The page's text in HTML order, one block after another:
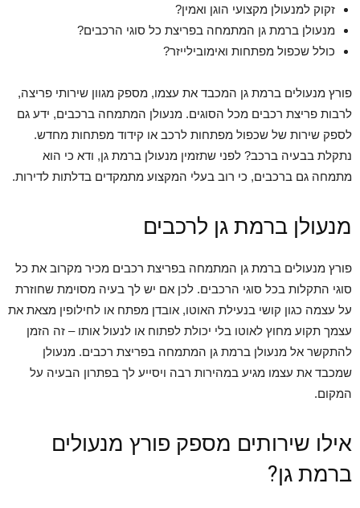
זקוק למנעולן מקצועי הוגן ואמין?
מנעולן ברמת גן המתמחה בפריצת כל סוגי הרכבים?
כולל שכפול מפתחות ואימובילייזר?
פורץ מנעולים ברמת גן המכבד את עצמו, מספק מגוון שירותי פריצה,
לרבות פריצת רכבים מכל הסוגים. מנעולן המתמחה ברכבים, ידע גם
לספק שירות של שכפול מפתחות לרכב או קידוד מפתחות מחדש.
נתקלת בבעיה ברכב? לפני שתזמין מנעולן ברמת גן, ודא כי הוא
מתמחה גם ברכבים, כי רוב בעלי המקצוע מתמקדים בדלתות לדירות.
מנעולן ברמת גן לרכבים
פורץ מנעולים ברמת גן המתמחה בפריצת רכבים מכיר מקרוב את כל
סוגי התקלות בכל סוגי הרכבים. לכן אם יש לך בעיה מסוימת שחוזרת
על עצמה כגון קושי בנעילת האוטו, אובדן מפתח או לחילופין מצאת את
עצמך תקוע מחוץ לאוטו בלי יכולת לפתוח או לנעול אותו – זה הזמן
להתקשר אל מנעולן ברמת גן המתמחה בפריצת רכבים. מנעולן
שמכבד את עצמו מגיע במהירות רבה ויסייע לך בפתרון הבעיה על
המקום.
אילו שירותים מספק פורץ מנעולים
ברמת גן?